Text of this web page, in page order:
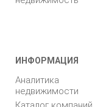
ИНФОРМАЦИЯ
Аналитика
недвижимости